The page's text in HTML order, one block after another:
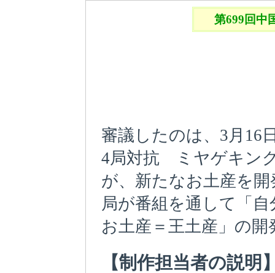
第699回中
審議したのは、3月16
4局対抗 ミヤゲキン
が、新たなお土産を
局が番組を通して「
お土産＝王土産」の
【制作担当者の説明